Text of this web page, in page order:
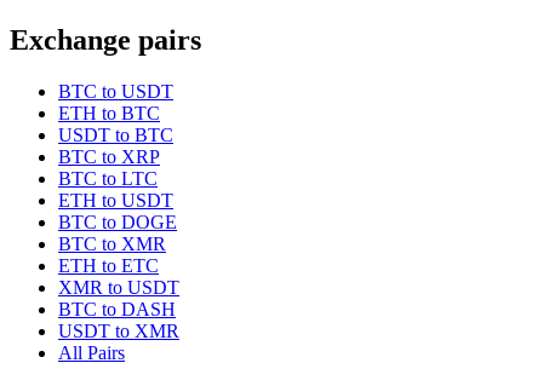
Exchange pairs
BTC to USDT
ETH to BTC
USDT to BTC
BTC to XRP
BTC to LTC
ETH to USDT
BTC to DOGE
BTC to XMR
ETH to ETC
XMR to USDT
BTC to DASH
USDT to XMR
All Pairs